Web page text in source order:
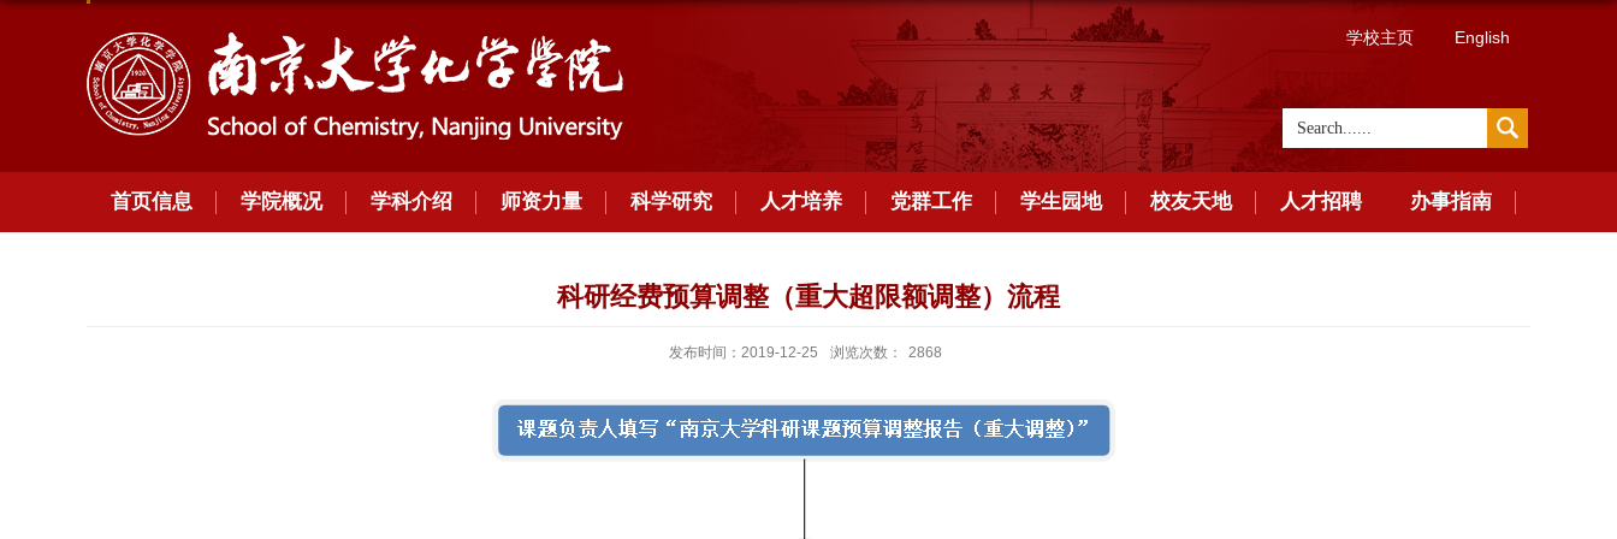
学校主页 English
首页信息 学院概况 学科介绍 师资力量 科学研究 人才培养 党群工作 学生园地 校友天地 人才招聘 办事指南
科研经费预算调整（重大超限额调整）流程
发布时间：2019-12-25 浏览次数： 2868